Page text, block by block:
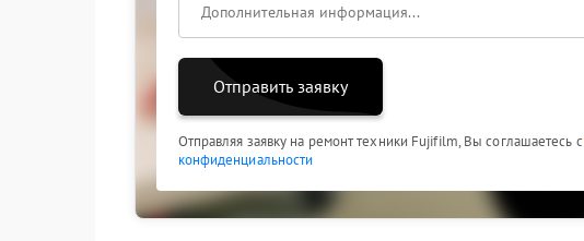
Отправить заявку
Отправляя заявку на ремонт техники Fujifilm, Вы соглашаетесь с
конфиденциальности